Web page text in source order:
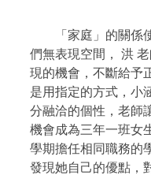
「家庭」的關
們無表現空間， 洪
現的機會，不斷給予
是用指定的方式，小
分融洽的個性，老師
機會成為三年一班女
學期擔任相同職務的
發現她自己的優點，